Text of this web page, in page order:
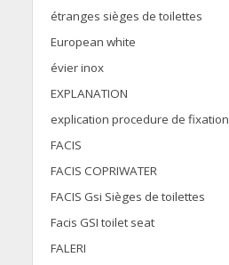
étranges sièges de toilettes
European white
évier inox
EXPLANATION
explication procedure de fixation
FACIS
FACIS COPRIWATER
FACIS Gsi Sièges de toilettes
Facis GSI toilet seat
FALERI